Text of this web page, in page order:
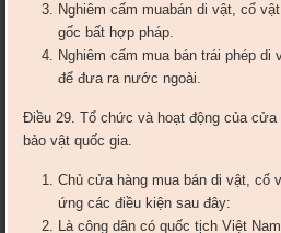
Nghiêm cấm muabán di vật, cổ
gốc bất hợp pháp.
Nghiêm cấm mua bán trái phép
để đưa ra nước ngoài.
Điều 29. Tổ chức và hoạt động của
bảo vật quốc gia.
Chủ cửa hàng mua bán di vật, cổ
ứng các điều kiện sau đây:
Là công dân có quốc tịch Việt